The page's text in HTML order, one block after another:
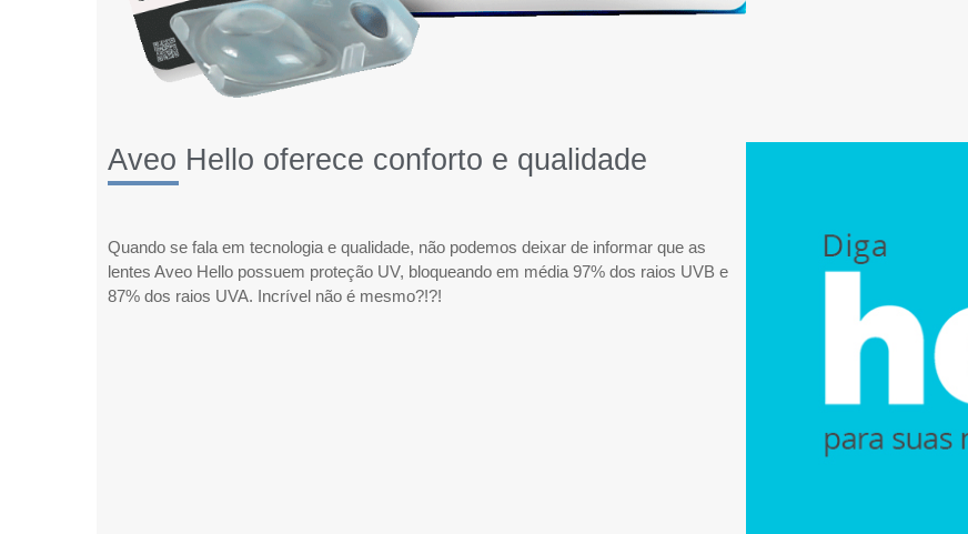
Aveo Hello oferece conforto e qualidade
Quando se fala em tecnologia e qualidade, não podemos deixar de informar que as
lentes Aveo Hello possuem proteção UV, bloqueando em média 97% dos raios UVB e
87% dos raios UVA. Incrível não é mesmo?!?!